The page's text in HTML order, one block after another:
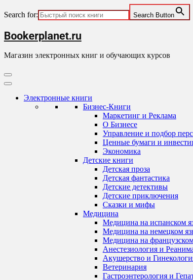
Search for: Search Button
Skip
to
content
Bookerplanet.ru
Магазин электронных книг и обучающих курсов
Primary
Menu
Электронные книги
Бизнес-Книги
Маркетинг и Реклама
О Бизнесе
Управление и подбор
Ценные бумаги и
Экономика
Детские книги
Детская проза
Детская фантастика
Детские детективы
Детские приключения
Сказки и мифы
Медицина
Медицина на испанском
Медицина на немецком
Медицина на
Анестезиология и
Акушерство и
Ветеринария
Гастроэнтерология и